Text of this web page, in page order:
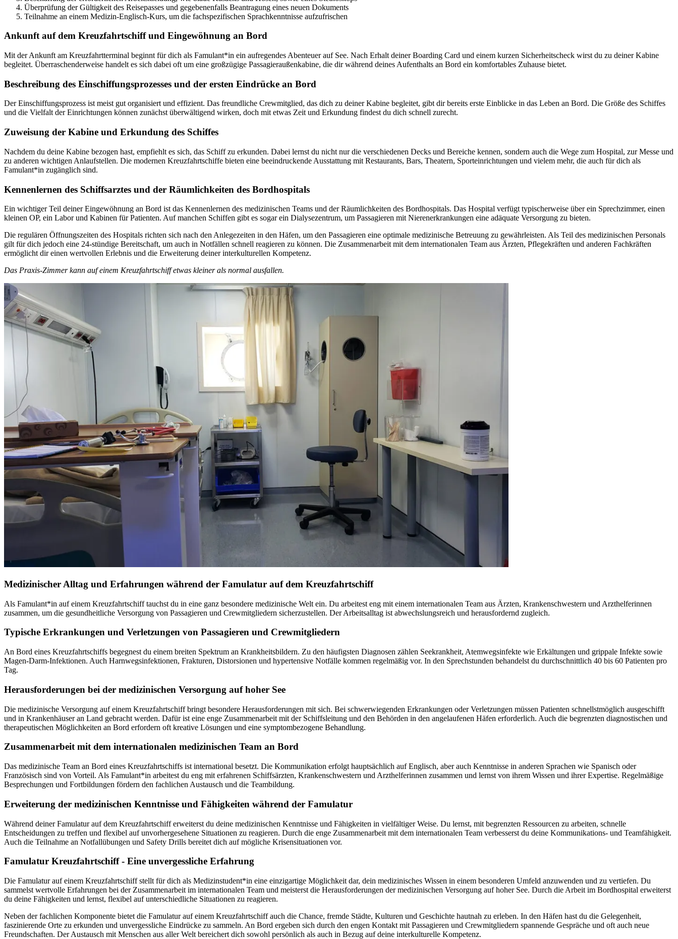
Überprüfung der Gültigkeit des Reisepasses und gegebenenfalls Beantragung eines neuen Dokuments
Teilnahme an einem Medizin-Englisch-Kurs, um die fachspezifischen Sprachkenntnisse aufzufrischen
Ankunft auf dem Kreuzfahrtschiff und Eingewöhnung an Bord
Mit der Ankunft am Kreuzfahrtterminal beginnt für dich als Famulant*in ein aufregendes Abenteuer auf See. Nach Erhalt deiner Boarding Card und einem kurzen Sicherheitscheck wirst du zu deiner Kabine
begleitet. Überraschenderweise handelt es sich dabei oft um eine großzügige Passagieraußenkabine, die dir während deines Aufenthalts an Bord ein komfortables Zuhause bietet.
Beschreibung des Einschiffungsprozesses und der ersten Eindrücke an Bord
Der Einschiffungsprozess ist meist gut organisiert und effizient. Das freundliche Crewmitglied, das dich zu deiner Kabine begleitet, gibt dir bereits erste Einblicke in das Leben an Bord. Die Größe des Schiffes
und die Vielfalt der Einrichtungen können zunächst überwältigend wirken, doch mit etwas Zeit und Erkundung findest du dich schnell zurecht.
Zuweisung der Kabine und Erkundung des Schiffes
Nachdem du deine Kabine bezogen hast, empfiehlt es sich, das Schiff zu erkunden. Dabei lernst du nicht nur die verschiedenen Decks und Bereiche kennen, sondern auch die Wege zum Hospital, zur Messe und
zu anderen wichtigen Anlaufstellen. Die modernen Kreuzfahrtschiffe bieten eine beeindruckende Ausstattung mit Restaurants, Bars, Theatern, Sporteinrichtungen und vielem mehr, die auch für dich als
Famulant*in zugänglich sind.
Kennenlernen des Schiffsarztes und der Räumlichkeiten des Bordhospitals
Ein wichtiger Teil deiner Eingewöhnung an Bord ist das Kennenlernen des medizinischen Teams und der Räumlichkeiten des Bordhospitals. Das Hospital verfügt typischerweise über ein Sprechzimmer, einen
kleinen OP, ein Labor und Kabinen für Patienten. Auf manchen Schiffen gibt es sogar ein Dialysezentrum, um Passagieren mit Nierenerkrankungen eine adäquate Versorgung zu bieten.
Die regulären Öffnungszeiten des Hospitals richten sich nach den Anlegezeiten in den Häfen, um den Passagieren eine optimale medizinische Betreuung zu gewährleisten. Als Teil des medizinischen Personals
gilt für dich jedoch eine 24-stündige Bereitschaft, um auch in Notfällen schnell reagieren zu können. Die Zusammenarbeit mit dem internationalen Team aus Ärzten, Pflegekräften und anderen Fachkräften
ermöglicht dir einen wertvollen Erlebnis und die Erweiterung deiner interkulturellen Kompetenz.
Das Praxis-Zimmer kann auf einem Kreuzfahrtschiff etwas kleiner als normal ausfallen.
Medizinischer Alltag und Erfahrungen während der Famulatur auf dem Kreuzfahrtschiff
Als Famulant*in auf einem Kreuzfahrtschiff tauchst du in eine ganz besondere medizinische Welt ein. Du arbeitest eng mit einem internationalen Team aus Ärzten, Krankenschwestern und Arzthelferinnen
zusammen, um die gesundheitliche Versorgung von Passagieren und Crewmitgliedern sicherzustellen. Der Arbeitsalltag ist abwechslungsreich und herausfordernd zugleich.
Typische Erkrankungen und Verletzungen von Passagieren und Crewmitgliedern
An Bord eines Kreuzfahrtschiffs begegnest du einem breiten Spektrum an Krankheitsbildern. Zu den häufigsten Diagnosen zählen Seekrankheit, Atemwegsinfekte wie Erkältungen und grippale Infekte sowie
Magen-Darm-Infektionen. Auch Harnwegsinfektionen, Frakturen, Distorsionen und hypertensive Notfälle kommen regelmäßig vor. In den Sprechstunden behandelst du durchschnittlich 40 bis 60 Patienten pro
Tag.
Herausforderungen bei der medizinischen Versorgung auf hoher See
Die medizinische Versorgung auf einem Kreuzfahrtschiff bringt besondere Herausforderungen mit sich. Bei schwerwiegenden Erkrankungen oder Verletzungen müssen Patienten schnellstmöglich ausgeschifft
und in Krankenhäuser an Land gebracht werden. Dafür ist eine enge Zusammenarbeit mit der Schiffsleitung und den Behörden in den angelaufenen Häfen erforderlich. Auch die begrenzten diagnostischen und
therapeutischen Möglichkeiten an Bord erfordern oft kreative Lösungen und eine symptombezogene Behandlung.
Zusammenarbeit mit dem internationalen medizinischen Team an Bord
Das medizinische Team an Bord eines Kreuzfahrtschiffs ist international besetzt. Die Kommunikation erfolgt hauptsächlich auf Englisch, aber auch Kenntnisse in anderen Sprachen wie Spanisch oder
Französisch sind von Vorteil. Als Famulant*in arbeitest du eng mit erfahrenen Schiffsärzten, Krankenschwestern und Arzthelferinnen zusammen und lernst von ihrem Wissen und ihrer Expertise. Regelmäßige
Besprechungen und Fortbildungen fördern den fachlichen Austausch und die Teambildung.
Erweiterung der medizinischen Kenntnisse und Fähigkeiten während der Famulatur
Während deiner Famulatur auf dem Kreuzfahrtschiff erweiterst du deine medizinischen Kenntnisse und Fähigkeiten in vielfältiger Weise. Du lernst, mit begrenzten Ressourcen zu arbeiten, schnelle
Entscheidungen zu treffen und flexibel auf unvorhergesehene Situationen zu reagieren. Durch die enge Zusammenarbeit mit dem internationalen Team verbesserst du deine Kommunikations- und Teamfähigkeit.
Auch die Teilnahme an Notfallübungen und Safety Drills bereitet dich auf mögliche Krisensituationen vor.
Famulatur Kreuzfahrtschiff - Eine unvergessliche Erfahrung
Die Famulatur auf einem Kreuzfahrtschiff stellt für dich als Medizinstudent*in eine einzigartige Möglichkeit dar, dein medizinisches Wissen in einem besonderen Umfeld anzuwenden und zu vertiefen. Du
sammelst wertvolle Erfahrungen bei der Zusammenarbeit im internationalen Team und meisterst die Herausforderungen der medizinischen Versorgung auf hoher See. Durch die Arbeit im Bordhospital erweiterst
du deine Fähigkeiten und lernst, flexibel auf unterschiedliche Situationen zu reagieren.
Neben der fachlichen Komponente bietet die Famulatur auf einem Kreuzfahrtschiff auch die Chance, fremde Städte, Kulturen und Geschichte hautnah zu erleben. In den Häfen hast du die Gelegenheit,
faszinierende Orte zu erkunden und unvergessliche Eindrücke zu sammeln. An Bord ergeben sich durch den engen Kontakt mit Passagieren und Crewmitgliedern spannende Gespräche und oft auch neue
Freundschaften. Der Austausch mit Menschen aus aller Welt bereichert dich sowohl persönlich als auch in Bezug auf deine interkulturelle Kompetenz.